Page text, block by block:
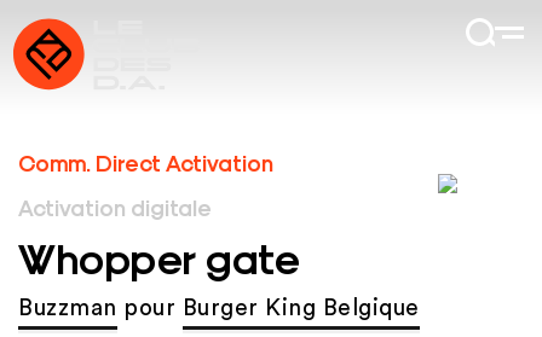
Comm. Direct Activation
Activation digitale
Whopper gate
Buzzman pour Burger King Belgique